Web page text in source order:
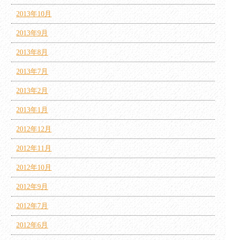
2013年10月
2013年9月
2013年8月
2013年7月
2013年2月
2013年1月
2012年12月
2012年11月
2012年10月
2012年9月
2012年7月
2012年6月